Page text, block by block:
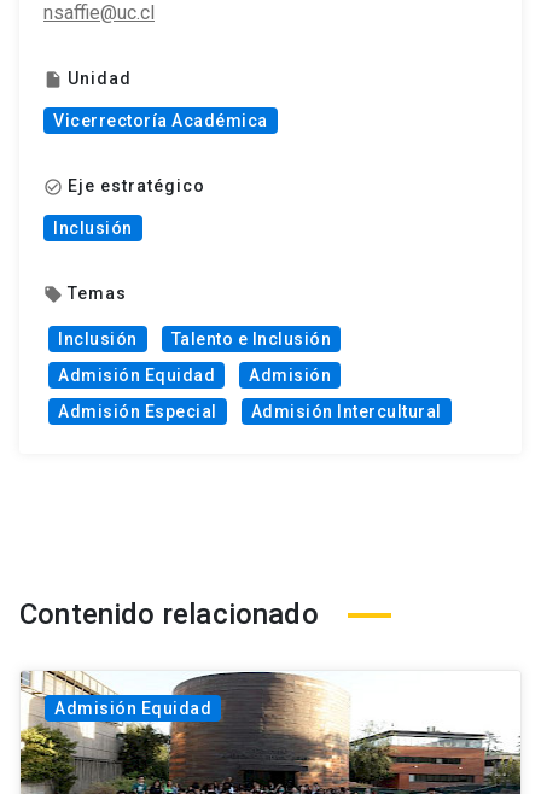
nsaffie@uc.cl
insert_drive_file Unidad
Vicerrectoría Académica
check_circle_outline Eje estratégico
Inclusión
local_offer Temas
Inclusión
Talento e Inclusión
Admisión Equidad
Admisión
Admisión Especial
Admisión Intercultural
Contenido relacionado
Admisión Equidad